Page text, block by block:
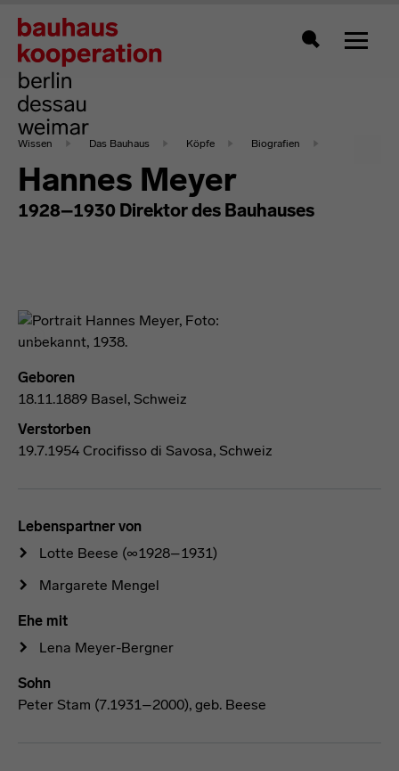
Zeigt
Wissen Das Bauhaus Köpfe Biografien
Hannes Meyer
1928–1930 Direktor des Bauhauses
Geboren
18.11.1889 Basel, Schweiz
Verstorben
19.7.1954 Crocifisso di Savosa, Schweiz
Lebenspartner von
Lotte Beese (∞1928–1931)
Margarete Mengel
Ehe mit
Lena Meyer-Bergner
Sohn
Peter Stam (7.1931–2000), geb. Beese